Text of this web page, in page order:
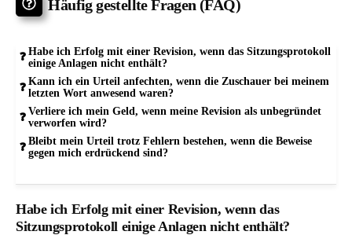
Häufig gestellte Fragen (FAQ)
Habe ich Erfolg mit einer Revision, wenn das Sitzungsprotokoll
einige Anlagen nicht enthält?
Kann ich ein Urteil anfechten, wenn die Zuschauer bei meinem
letzten Wort anwesend waren?
Verliere ich mein Geld, wenn meine Revision als unbegründet
verworfen wird?
Bleibt mein Urteil trotz Fehlern bestehen, wenn die Beweise
gegen mich erdrückend sind?
Habe ich Erfolg mit einer Revision, wenn das
Sitzungsprotokoll einige Anlagen nicht enthält?